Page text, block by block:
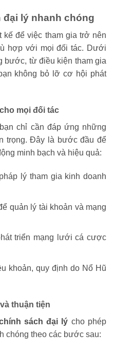
lý nhanh chóng
kế để việc tham gia trở nên
hợp với mọi đối tác. Dưới
bước, từ điều kiện tham gia
không bỏ lỡ cơ hội phát
mọi đối tác
chỉ cần đáp ứng những
trọng. Đây là bước đầu để
minh bạch và hiệu quả:
lý tham gia kinh doanh
quản lý tài khoản và mạng
triển mạng lưới cá cược
khoản, quy định do Nổ Hũ
thuận tiện
sách đại lý cho phép
chóng theo các bước sau: